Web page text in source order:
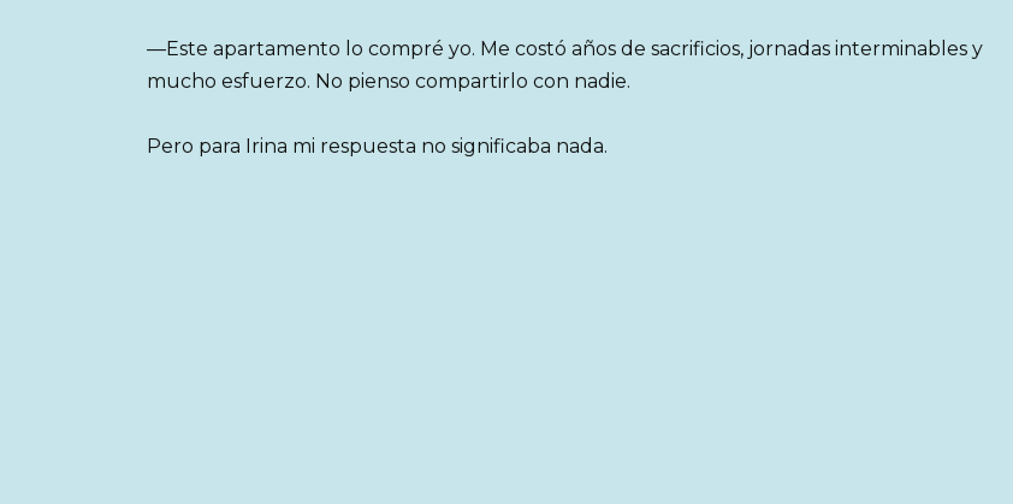
—Este apartamento lo compré yo. Me costó años de sacrificios, jornadas interminables y
mucho esfuerzo. No pienso compartirlo con nadie.
Pero para Irina mi respuesta no significaba nada.